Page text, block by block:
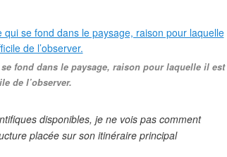
fond dans le paysage, raison pour laquelle il est
de l’observer.
disponibles, je ne vois pas comment
placée sur son itinéraire principal